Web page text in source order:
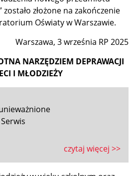
złożone na zakończenie
Oświaty w Warszawie.
Warszawa, 3 września RP 2025
NARZĘDZIEM DEPRAWACJI
I MŁODZIEŻY
czytaj więcej >>